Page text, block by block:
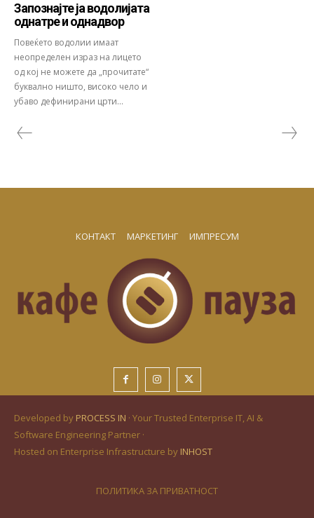
Запознајте ја водолијата
однатре и однадвор
Повеќето водолии имаат
неопределен израз на лицето
од кој не можете да „прочитате“
буквално ништо, високо чело и
убаво дефинирани црти...
КОНТАКТ МАРКЕТИНГ ИМПРЕСУМ
Developed by PROCESS IN · Your Trusted Enterprise IT, AI &
Software Engineering Partner ·
Hosted on Enterprise Infrastructure by INHOST
ПОЛИТИКА ЗА ПРИВАТНОСТ